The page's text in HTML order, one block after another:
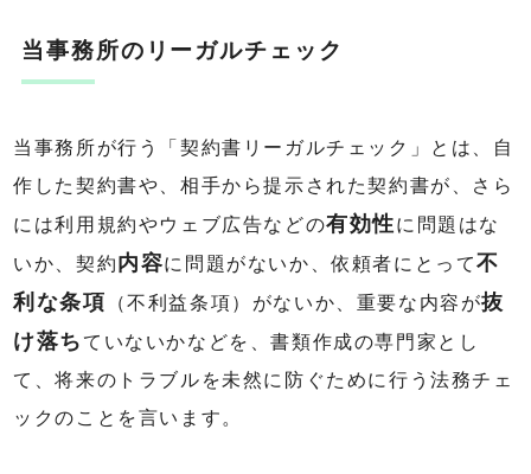
当事務所のリーガルチェック
当事務所が行う「契約書リーガルチェック」とは、自
作した契約書や、相手から提示された契約書が、さら
には利用規約やウェブ広告などの有効性に問題はな
いか、契約内容に問題がないか、依頼者にとって不
利な条項 （不利益条項）がないか、重要な内容が抜
け落ち ていないかなどを、書類作成の専門家とし
て、将来のトラブルを未然に防ぐために行う法務チェ
ックのことを言います。